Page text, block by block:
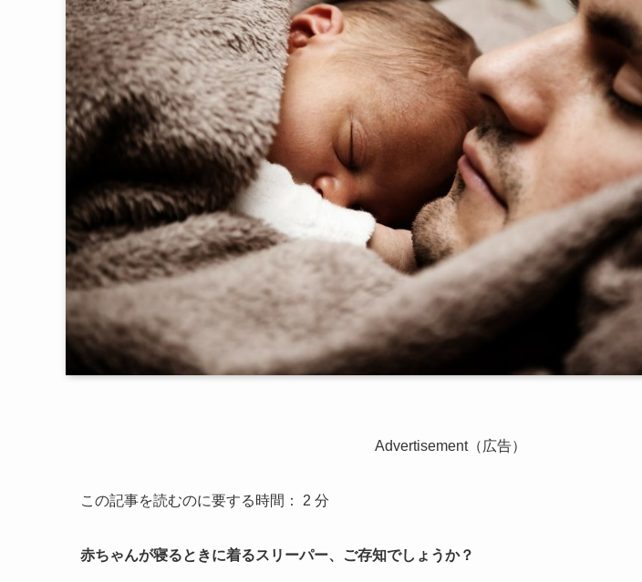
Advertisement（広告）
この記事を読むのに要する時間： 2 分
赤ちゃんが寝るときに着るスリーパー、ご存知でしょうか？